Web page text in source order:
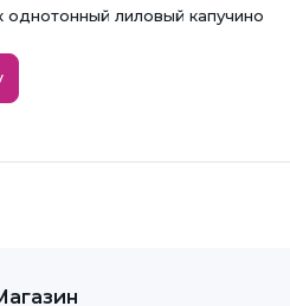
лиловый капучино